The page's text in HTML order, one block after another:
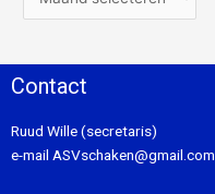
Contact
Ruud Wille (secretaris)
e-mail ASVschaken@gmail.com